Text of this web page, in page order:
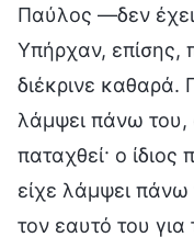
Παύλος —δεν
Υπήρχαν,
διέκρινε καθαρά.
λάμψει πάνω του,
παταχθεί· ο
είχε λάμψει
τον εαυτό του